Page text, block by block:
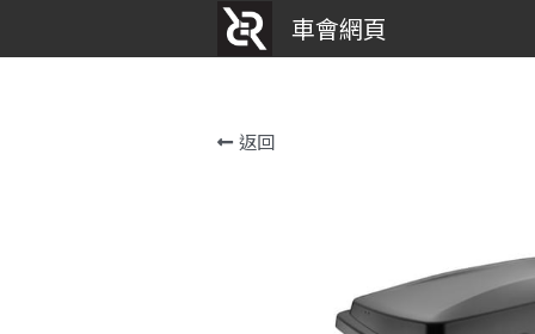
車會網頁
返回